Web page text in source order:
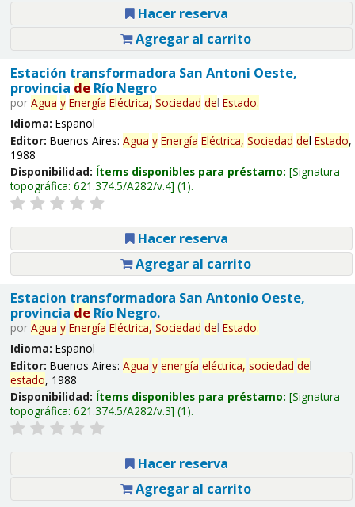
Hacer reserva
Agregar al carrito
Estación transformadora San Antoni Oeste,
provincia deRío Negro
por Agua y Energía Eléctrica, Sociedad del Estado.
Idioma: Español
Editor: Buenos Aires: Agua y Energía Eléctrica, Sociedad del Estado,
1988
Disponibilidad: Ítems disponibles para préstamo: Signatura
topográfica: 621.374.5/A282/v.4 (1).
Hacer reserva
Agregar al carrito
Estacion transformadora San Antonio Oeste,
provincia deRío Negro.
por Agua y Energía Eléctrica, Sociedad del Estado.
Idioma: Español
Editor: Buenos Aires: Agua y energía eléctrica, sociedad del
estado, 1988
Disponibilidad: Ítems disponibles para préstamo: Signatura
topográfica: 621.374.5/A282/v.3 (1).
Hacer reserva
Agregar al carrito